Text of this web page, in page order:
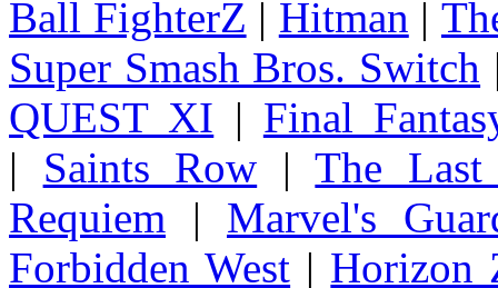
Ball FighterZ | Hitman |
Super Smash Bros. Switch
QUEST XI | Final
| Saints Row |The
Requiem | Marvel's
Forbidden West | Horizon